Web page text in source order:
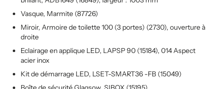
Vasque, Marmite (87726)
Miroir, Armoire de toilette 100 (3 portes) (2730), ouverture à
droite
Eclairage en applique LED, LAPSP 90 (15184), 014 Aspect
acier inox
Kit de démarrage LED, LSET-SMART36 -FB (15049)